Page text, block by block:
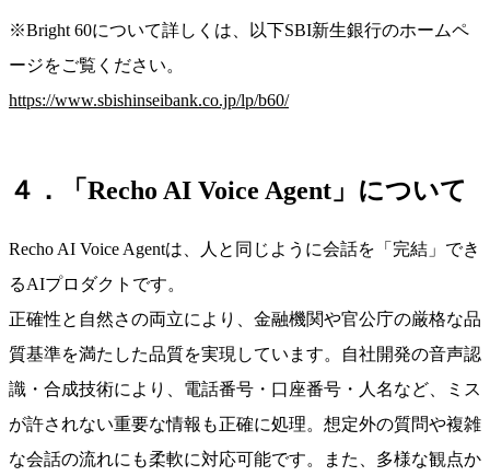
※Bright 60について詳しくは、以下SBI新生銀行のホームペ
ージをご覧ください。
https://www.sbishinseibank.co.jp/lp/b60/
４．「Recho AI Voice Agent」について
Recho AI Voice Agentは、人と同じように会話を「完結」でき
るAIプロダクトです。
正確性と自然さの両立により、金融機関や官公庁の厳格な品
質基準を満たした品質を実現しています。自社開発の音声認
識・合成技術により、電話番号・口座番号・人名など、ミス
が許されない重要な情報も正確に処理。想定外の質問や複雑
な会話の流れにも柔軟に対応可能です。また、多様な観点か